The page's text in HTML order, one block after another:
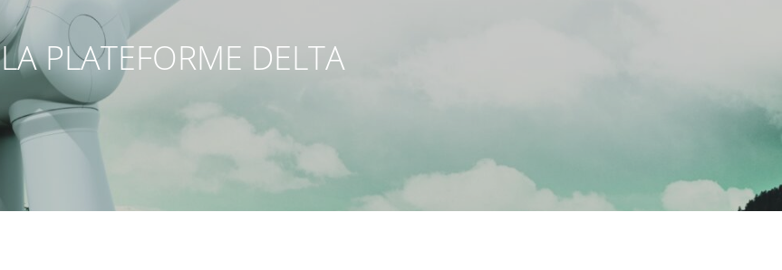
LA PLATEFORME DELTA